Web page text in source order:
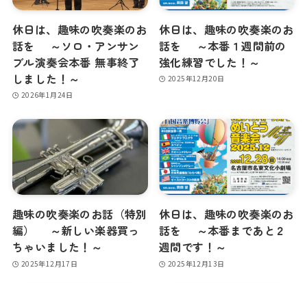
休日は、趣味の吹奏楽のお
話を ～ソロ・アンサン
ブル演奏会本番 無事終了
しました！～
2026年1月24日
休日は、趣味の吹奏楽のお
話を ～本番１週間前の
強化練習でした！～
2025年12月20日
趣味の吹奏楽のお話（特別
編） ～新しい楽器買っ
ちゃいました！～
2025年12月17日
休日は、趣味の吹奏楽のお
話を ～本番まであと２
週間です！～
2025年12月13日